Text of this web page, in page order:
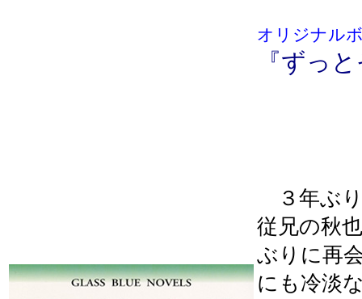
オリジナル
『ずっ
３年ぶ
従兄の秋
ぶりに再
にも冷淡